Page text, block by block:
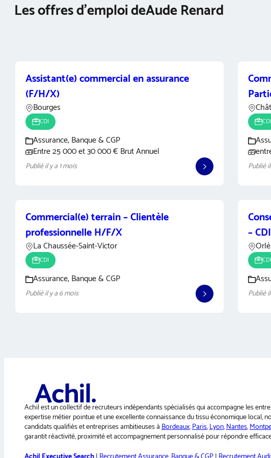
Les offres d’emploi deAude Renard
Assistant(e) commercial en assurance
(F/H/X)
Bourges
CDI
Assurance, Banque & CGP
Entre 25 000 et 30 000 € Brut Annuel
Publié il y a 1 mois
CDI
Publié
Commercial(e) terrain – Clientèle
professionnelle H/F/X
La Chaussée-Saint-Victor
CDI
Assurance, Banque & CGP
Publié il y a 6 mois
–
CDI
Publié
Achil est un collectif de recruteurs indépendants spécialisés qui accompagne les
expertise métier pointue et une excellente connaissance du tissu économique
candidats qualifiés et entreprises ambitieuses àBordeaux,Paris,Lyon,Nantes,
garantit réactivité, proximité et accompagnement personnalisé pour répondre